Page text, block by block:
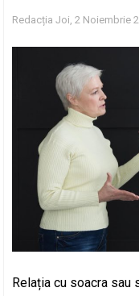
Redacția Joi, 2 Noiembrie
Relația cu soacra